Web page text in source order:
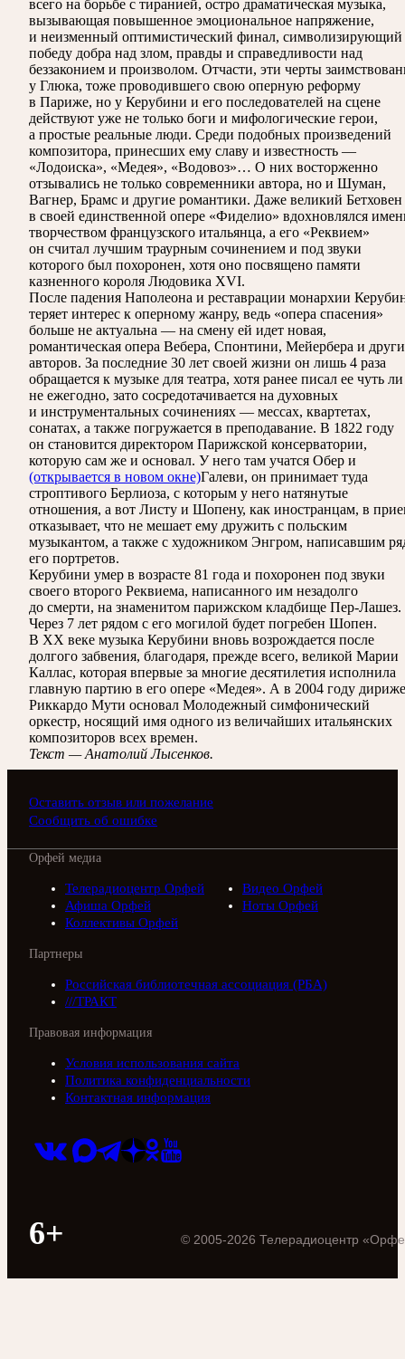
всего на борьбе с тиранией, остро драматическая музыка,
вызывающая повышенное эмоциональное напряжение,
и неизменный оптимистический финал, символизирующий
победу добра над злом, правды и справедливости над
беззаконием и произволом. Отчасти, эти черты
у Глюка, тоже проводившего свою оперную реформу
в Париже, но у Керубини и его последователей на сцене
действуют уже не только боги и мифологические герои,
а простые реальные люди. Среди подобных произведений
композитора, принесших ему славу и известность —
«Лодоиска», «Медея», «Водовоз»… О них восторженно
отзывались не только современники автора, но и Шуман,
Вагнер, Брамс и другие романтики. Даже великий Бетховен
в своей единственной опере «Фиделио» вдохновлялся
творчеством французского итальянца, а его «Реквием»
он считал лучшим траурным сочинением и под звуки
которого был похоронен, хотя оно посвящено памяти
казненного короля Людовика XVI.
После падения Наполеона и реставрации монархии
теряет интерес к оперному жанру, ведь «опера спасения»
больше не актуальна — на смену ей идет новая,
романтическая опера Вебера, Спонтини, Мейербера и
авторов. За последние 30 лет своей жизни он лишь 4 раза
обращается к музыке для театра, хотя ранее писал ее чуть ли
не ежегодно, зато сосредотачивается на духовных
и инструментальных сочинениях — мессах, квартетах,
сонатах, а также погружается в преподавание. В 1822 году
он становится директором Парижской консерватории,
которую сам же и основал. У него там учатся Обер и
(открывается в новом окне)Галеви, он принимает туда
строптивого Берлиоза, с которым у него натянутые
отношения, а вот Листу и Шопену, как иностранцам, в
отказывает, что не мешает ему дружить с польским
музыкантом, а также с художником Энгром, написавшим
его портретов.
Керубини умер в возрасте 81 года и похоронен под звуки
своего второго Реквиема, написанного им незадолго
до смерти, на знаменитом парижском кладбище Пер-Лашез.
Через 7 лет рядом с его могилой будет погребен Шопен.
В ХХ веке музыка Керубини вновь возрождается после
долгого забвения, благодаря, прежде всего, великой Марии
Каллас, которая впервые за многие десятилетия исполнила
главную партию в его опере «Медея». А в 2004 году
Риккардо Мути основал Молодежный симфонический
оркестр, носящий имя одного из величайших итальянских
композиторов всех времен.
Текст — Анатолий Лысенков.
Оставить отзыв или пожелание
Сообщить об ошибке
Орфей медиа
Телерадиоцентр Орфей
Видео Орфей
Афиша Орфей
Ноты Орфей
Коллективы Орфей
Партнеры
Российская библиотечная ассоциация (РБА)
///ТРАКТ
Правовая информация
Условия использования сайта
Политика конфиденциальности
Контактная информация
6+ © 2005-2026 Телерадиоцентр